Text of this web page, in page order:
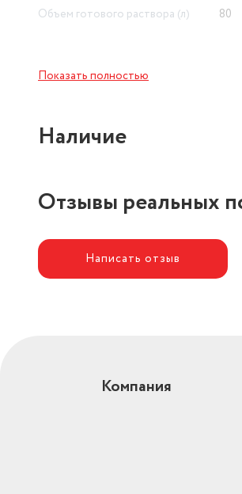
Объем готового раствора (л)
80
Показать полностью
Наличие
Отзывы реальных
Написать отзыв
Компания